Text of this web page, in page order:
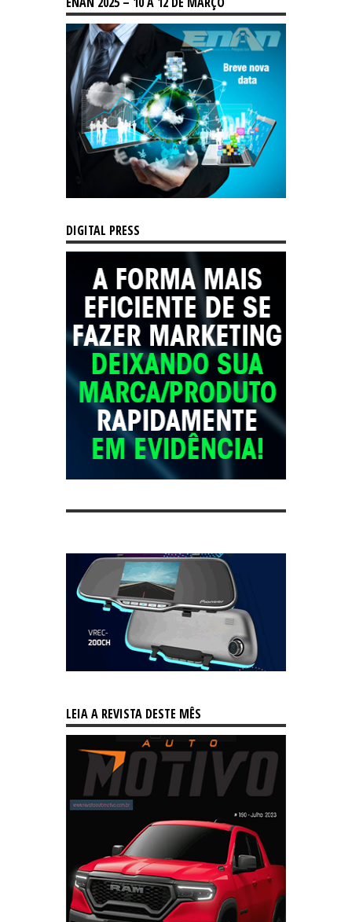
DIGITAL PRESS
LEIA A REVISTA DESTE MÊS